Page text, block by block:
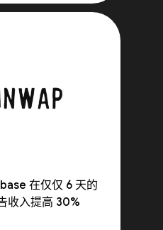
在仅仅 6 天的
收入提高 30%